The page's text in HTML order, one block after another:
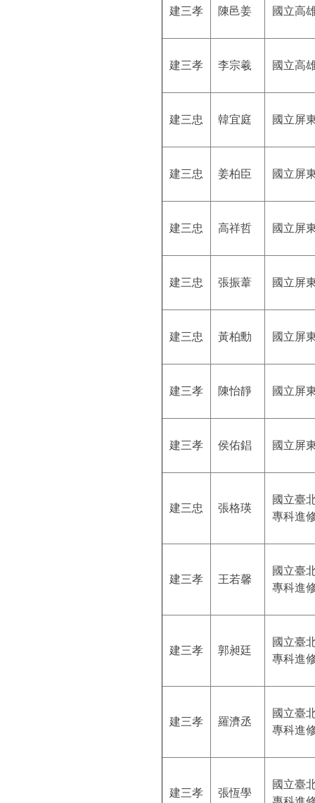
建三孝 陳邑姜 國立高
建三孝 李宗羲 國立高
建三忠 韓宜庭 國立屏
建三忠 姜柏臣 國立屏
建三忠 高祥哲 國立屏
建三忠 張振葦 國立屏
建三忠 黃柏勳 國立屏
建三孝 陳怡靜 國立屏
建三孝 侯佑錩 國立屏
建三忠 張格瑛
國立臺
專科進
建三孝 王若馨
國立臺
專科進
建三孝 郭昶廷
國立臺
專科進
建三孝 羅濟丞
國立臺
專科進
建三孝 張恆學
國立臺